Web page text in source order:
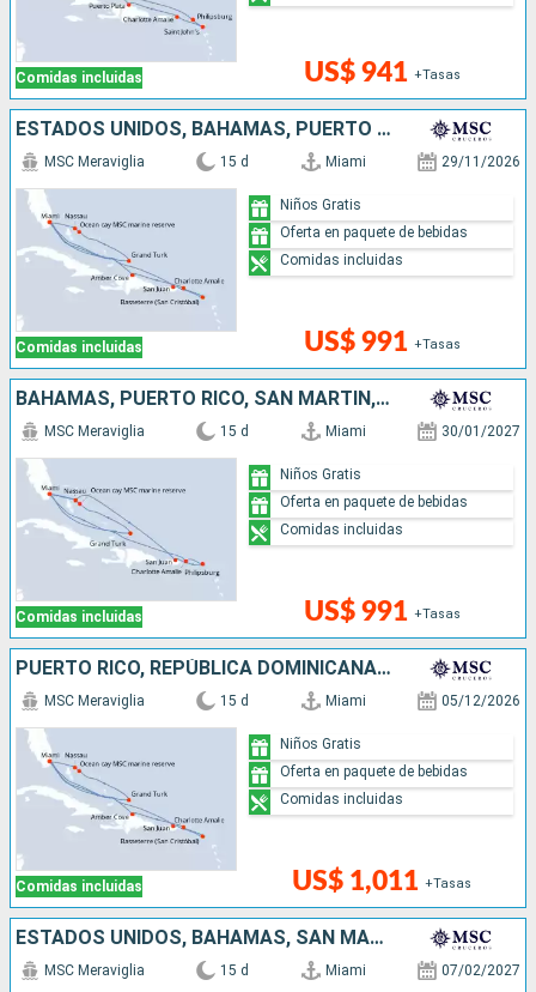
Comidas incluidas US$ 941 +Tasas
ESTADOS UNIDOS, BAHAMAS, PUERTO RICO, REPÚBLICA DOMINICANA
Comidas incluidas
MSC Meraviglia 15 d Miami 29/11/2026
US$ 991 +Tasas
Niños Gratis
Oferta en paquete de bebidas
Comidas incluidas
BAHAMAS, PUERTO RICO, SAN MARTÍN, ESTADOS UNIDOS
Comidas incluidas
MSC Meraviglia 15 d Miami 30/01/2027
US$ 991 +Tasas
Niños Gratis
Oferta en paquete de bebidas
Comidas incluidas
PUERTO RICO, REPÚBLICA DOMINICANA, ESTADOS UNIDOS, BAHAMAS
Comidas incluidas
MSC Meraviglia 15 d Miami 05/12/2026
US$ 1,011 +Tasas
Niños Gratis
Oferta en paquete de bebidas
Comidas incluidas
ESTADOS UNIDOS, BAHAMAS, SAN MARTÍN, REPÚBLICA DOMINICANA
MSC Meraviglia 15 d Miami 07/02/2027